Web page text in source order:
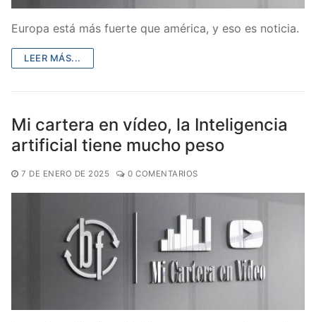
Europa está más fuerte que américa, y eso es noticia.
LEER MÁS...
Mi cartera en vídeo, la Inteligencia
artificial tiene mucho peso
7 DE ENERO DE 2025 0 COMENTARIOS